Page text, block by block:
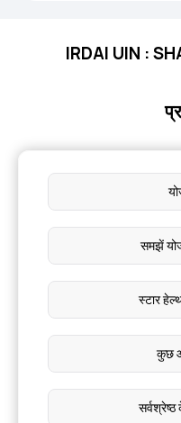
IRDAI UIN :
समझें
स्टार
कुछ